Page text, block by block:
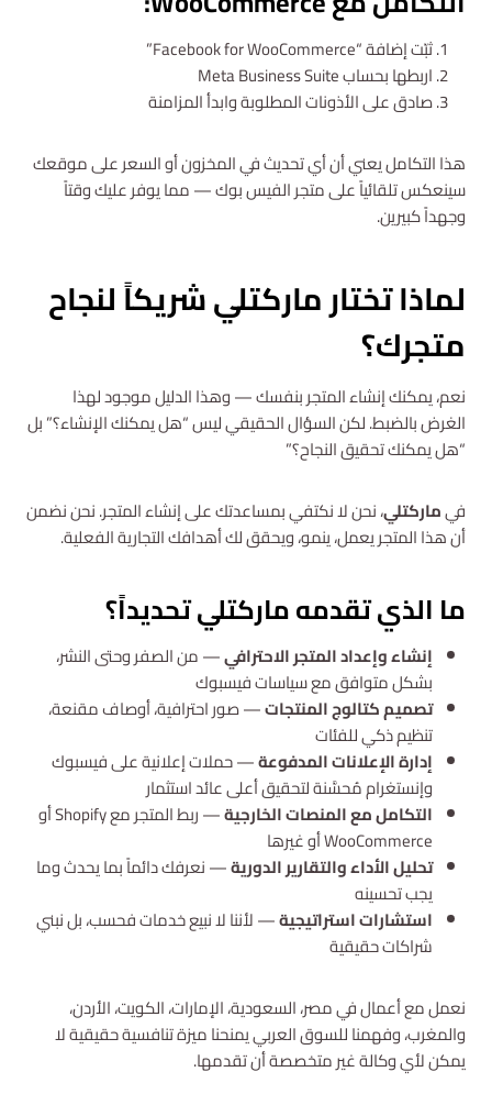
ثبّت إضافة “Facebook for WooCommerce”
اربطها بحساب Meta Business Suite
صادق على الأذونات المطلوبة وابدأ المزامنة
هذا التكامل يعني أن أي تحديث في المخزون أو السعر على موقعك
سينعكس تلقائياً على متجر الفيس بوك — مما يوفر عليك وقتاً
وجهداً كبيرين.
لماذا تختار ماركتلي شريكاً لنجاح
متجرك؟
نعم، يمكنك إنشاء المتجر بنفسك — وهذا الدليل موجود لهذا
الغرض بالضبط. لكن السؤال الحقيقي ليس “هل يمكنك الإنشاء؟” بل
“هل يمكنك تحقيق النجاح؟”
فيماركتلي، نحن لا نكتفي بمساعدتك على إنشاء المتجر. نحن نضمن
أن هذا المتجر يعمل، ينمو، ويحقق لك أهدافك التجارية الفعلية.
ما الذي تقدمه ماركتلي تحديداً؟
إنشاء وإعداد المتجر الاحترافي— من الصفر وحتى النشر،
بشكل متوافق مع سياسات فيسبوك
تصميم كتالوج المنتجات— صور احترافية، أوصاف مقنعة،
تنظيم ذكي للفئات
إدارة الإعلانات المدفوعة— حملات إعلانية على فيسبوك
وإنستغرام مُحسَّنة لتحقيق أعلى عائد استثمار
التكامل مع المنصات الخارجية
— ربط المتجر مع Shopify أو
WooCommerce أو غيرها
تحليل الأداء والتقارير الدورية— نعرفك دائماً بما يحدث وما
يجب تحسينه
استشارات استراتيجية— لأننا لا نبيع خدمات فحسب، بل نبني
شراكات حقيقية
نعمل مع أعمال في مصر، السعودية، الإمارات، الكويت، الأردن،
والمغرب، وفهمنا للسوق العربي يمنحنا ميزة تنافسية حقيقية لا
يمكن لأي وكالة غير متخصصة أن تقدمها.